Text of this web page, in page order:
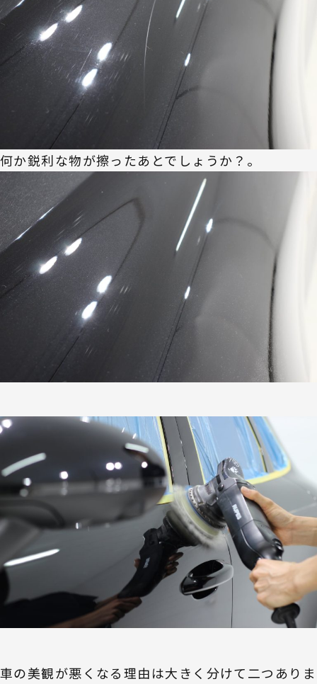
何か鋭利な物が擦ったあとでしょうか？。
車の美観が悪くなる理由は大きく分けて二つありま